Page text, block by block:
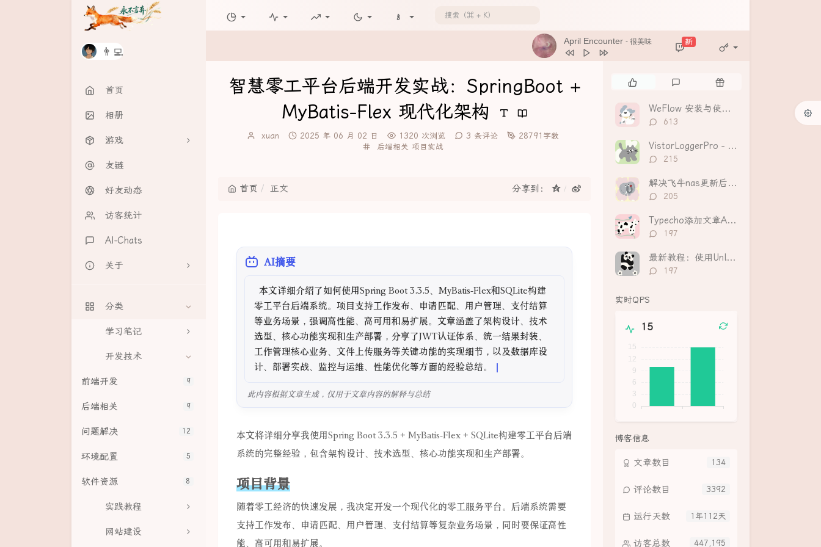
April Encounter - 很美味 新
👨‍💻
首页
相册
游戏
飞机大战
趣味游戏
在线白板
井字棋
问答游戏
友链
好友动态
访客统计
AI-Chats
关于
分类
学习笔记
开发技术
9
前端开发
9
后端相关
12
问题解决
5
环境配置
8
软件资源
实践教程
网站建设
智慧零工平台后端开发实战：SpringBoot +
MyBatis-Flex 现代化架构
博
xuan
发
2025 年 06 月 02 日 1320 次浏览 3 条评论
28791字数
分
后端相关 项目实战
首页 正文 分享到：
AI摘要
零工平台后端系统。项目支持工作发布、申请匹配、用户管理、支付结算
等业务场景，强调高性能、高可用和易扩展。文章涵盖了架构设计、技术
选型、核心功能实现和生产部署，分享了JWT认证体系、统一结果封装、
工作管理核心业务、文件上传服务等关键功能的实现细节，以及数据库设
计、部署实战、监控与运维、性能优化等方面的经验总结。
此内容根据文章生成，仅用于文章内容的解释与总结
本文将详细分享我使用Spring Boot 3.3.5 + MyBatis-Flex + SQLite构建零工平台后端
系统的完整经验，包含架构设计、技术选型、核心功能实现和生产部署。
项目背景
随着零工经济的快速发展，我决定开发一个现代化的零工服务平台。后端系统需要
支持工作发布、申请匹配、用户管理、支付结算等复杂业务场景，同时要保证高性
能、高可用和易扩展。
评
随
WeFlow 安装与使用教程：分析导出微信聊天记录，生成可视化年度报告
评
数：
613
VistorLoggerPro - Typecho访客统计和趋势分析插件
评
数：
215
解决飞牛nas更新后提示“数据库读写错误”无法挂载硬盘
评
数：
205
Typecho添加文章AI摘要功能（Handsome等全主题适配）
评
数：
197
最新教程：使用UnlockMusic解锁主流音乐平台VIP歌曲的加密保护
评
197
实时QPS
9
博客信息
134
文章数目
3392
评论数目
1年112天
运行天数
447,195
访客总数